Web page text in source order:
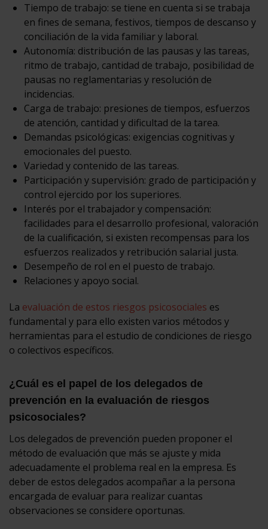
Tiempo de trabajo: se tiene en cuenta si se trabaja
en fines de semana, festivos, tiempos de descanso y
conciliación de la vida familiar y laboral.
Autonomía: distribución de las pausas y las tareas,
ritmo de trabajo, cantidad de trabajo, posibilidad de
pausas no reglamentarias y resolución de
incidencias.
Carga de trabajo: presiones de tiempos, esfuerzos
de atención, cantidad y dificultad de la tarea.
Demandas psicológicas: exigencias cognitivas y
emocionales del puesto.
Variedad y contenido de las tareas.
Participación y supervisión: grado de participación y
control ejercido por los superiores.
Interés por el trabajador y compensación:
facilidades para el desarrollo profesional, valoración
de la cualificación, si existen recompensas para los
esfuerzos realizados y retribución salarial justa.
Desempeño de rol en el puesto de trabajo.
Relaciones y apoyo social.
La evaluación de estos riesgos psicosociales es
fundamental y para ello existen varios métodos y
herramientas para el estudio de condiciones de riesgo
o colectivos específicos.
¿Cuál es el papel de los delegados de
prevención en la evaluación de riesgos
psicosociales?
Los delegados de prevención pueden proponer el
método de evaluación que más se ajuste y mida
adecuadamente el problema real en la empresa. Es
deber de estos delegados acompañar a la persona
encargada de evaluar para realizar cuantas
observaciones se considere oportunas.